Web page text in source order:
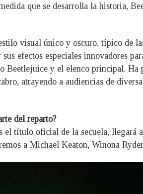
que se desarrolla la historia,
visual único y oscuro, típico de
efectos especiales innovadores
Beetlejuice y el elenco principal.
atrayendo a audiencias de
del reparto?
título oficial de la secuela, llegará
a Michael Keaton, Winona